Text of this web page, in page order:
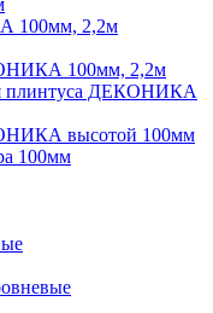
100мм, 2,2м
100мм, 2,2м
плинтуса ДЕКОНИКА
высотой 100мм
100мм